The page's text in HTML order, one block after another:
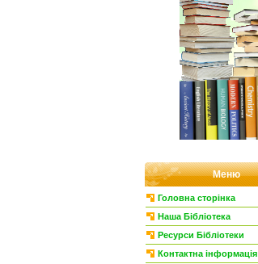
Меню
Головна сторінка
Наша Бібліотека
Ресурси Бібліотеки
Контактна інформація